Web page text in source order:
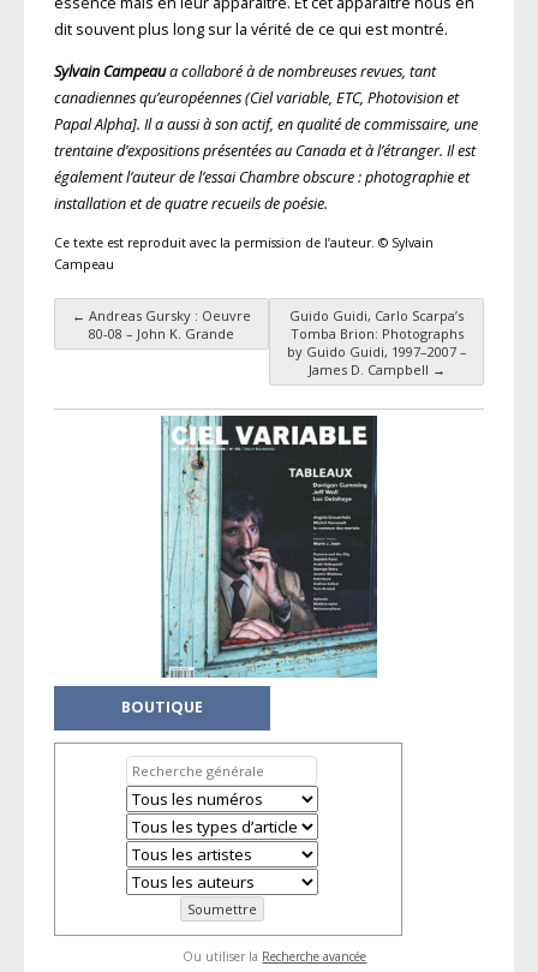
dit souvent plus long sur la vérité de ce qui est montré.
Sylvain Campeaua collaboré à de nombreuses revues, tant
canadiennes qu’européennes (Ciel variable, ETC, Photovision et
Papal Alpha]. Il a aussi à son actif, en qualité de commissaire, une
trentaine d’expositions présentées au Canada et à l’étranger. Il est
également l’auteur de l’essai Chambre obscure : photographie et
installation et de quatre recueils de poésie.
Ce texte est reproduit avec la permission de l’auteur. © Sylvain
Campeau
Navigation des articles
← Andreas Gursky : Oeuvre
80-08 – John K. Grande
Guido Guidi, Carlo Scarpa’s
Tomba Brion: Photographs
by Guido Guidi, 1997–2007 –
James D. Campbell →
BOUTIQUE
Ou utiliser la Recherche avancée